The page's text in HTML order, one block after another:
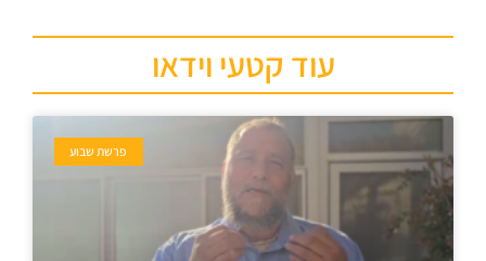
עוד קטעי וידאו
פרשת שבוע